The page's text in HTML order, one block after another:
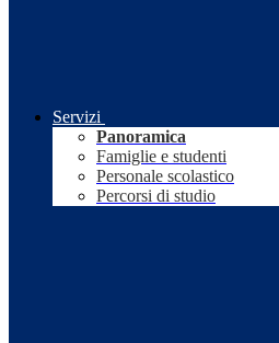
Servizi
Panoramica
Famiglie e studenti
Personale scolastico
Percorsi di studio